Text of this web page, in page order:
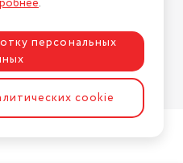
ASTDESIGN
.
персональных
cookie